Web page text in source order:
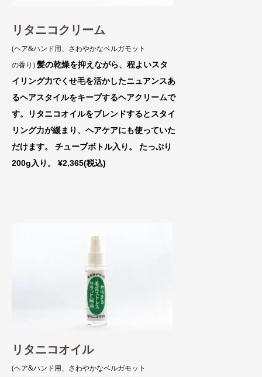
リタニコクリーム
(ヘア&ハンド用、さわやかなベルガモット
の香り) 髪の乾燥を抑えながら、程よいスタ
イリング力でくせ毛を活かしたニュアンスあ
るヘアスタイルをキープするヘアクリームで
す。リタニコオイルをブレンドするとスタイ
リング力が緩まり、ヘアケアにも使っていた
だけます。 チューブボトル入り。 たっぷり
200g入り。 ¥2,365(税込)
リタニコオイル
(ヘア&ハンド用、さわやかなベルガモット